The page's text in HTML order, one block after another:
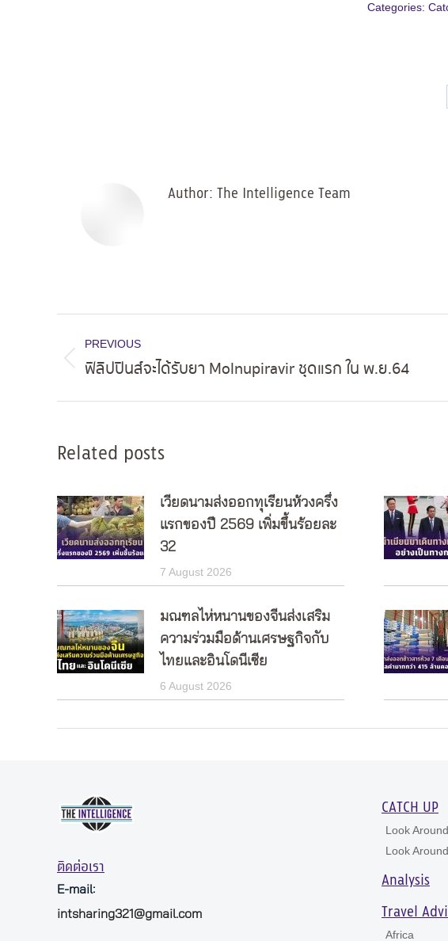
Categories:
Author: The Intelligence Team
navigation
PREVIOUS
Previous
ฟิลิปปินส์จะได้รับยา Molnupiravir ชุดแรก ใน พ.ย.64
Related posts
เวียดนามส่งออกทุเรียนห้วงครึ่ง
แรกของปี 2569 เพิ่มขึ้นร้อยละ
32
7 August 2026
มณฑลไห่หนานของจีนส่งเสริม
ความร่วมมือด้านเศรษฐกิจกับ
ไทยและอินโดนีเซีย
6 August 2026
ติดต่อเรา
E-mail:
intsharing321@gmail.com
CATCH UP
Look
Look
Analysis
Travel
Africa